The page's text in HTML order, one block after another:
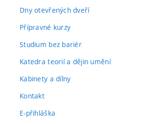
Dny otevřených dveří
Přípravné kurzy
Studium bez bariér
Katedra teorií a dějin umění
Kabinety a dílny
Kontakt
E-přihláška